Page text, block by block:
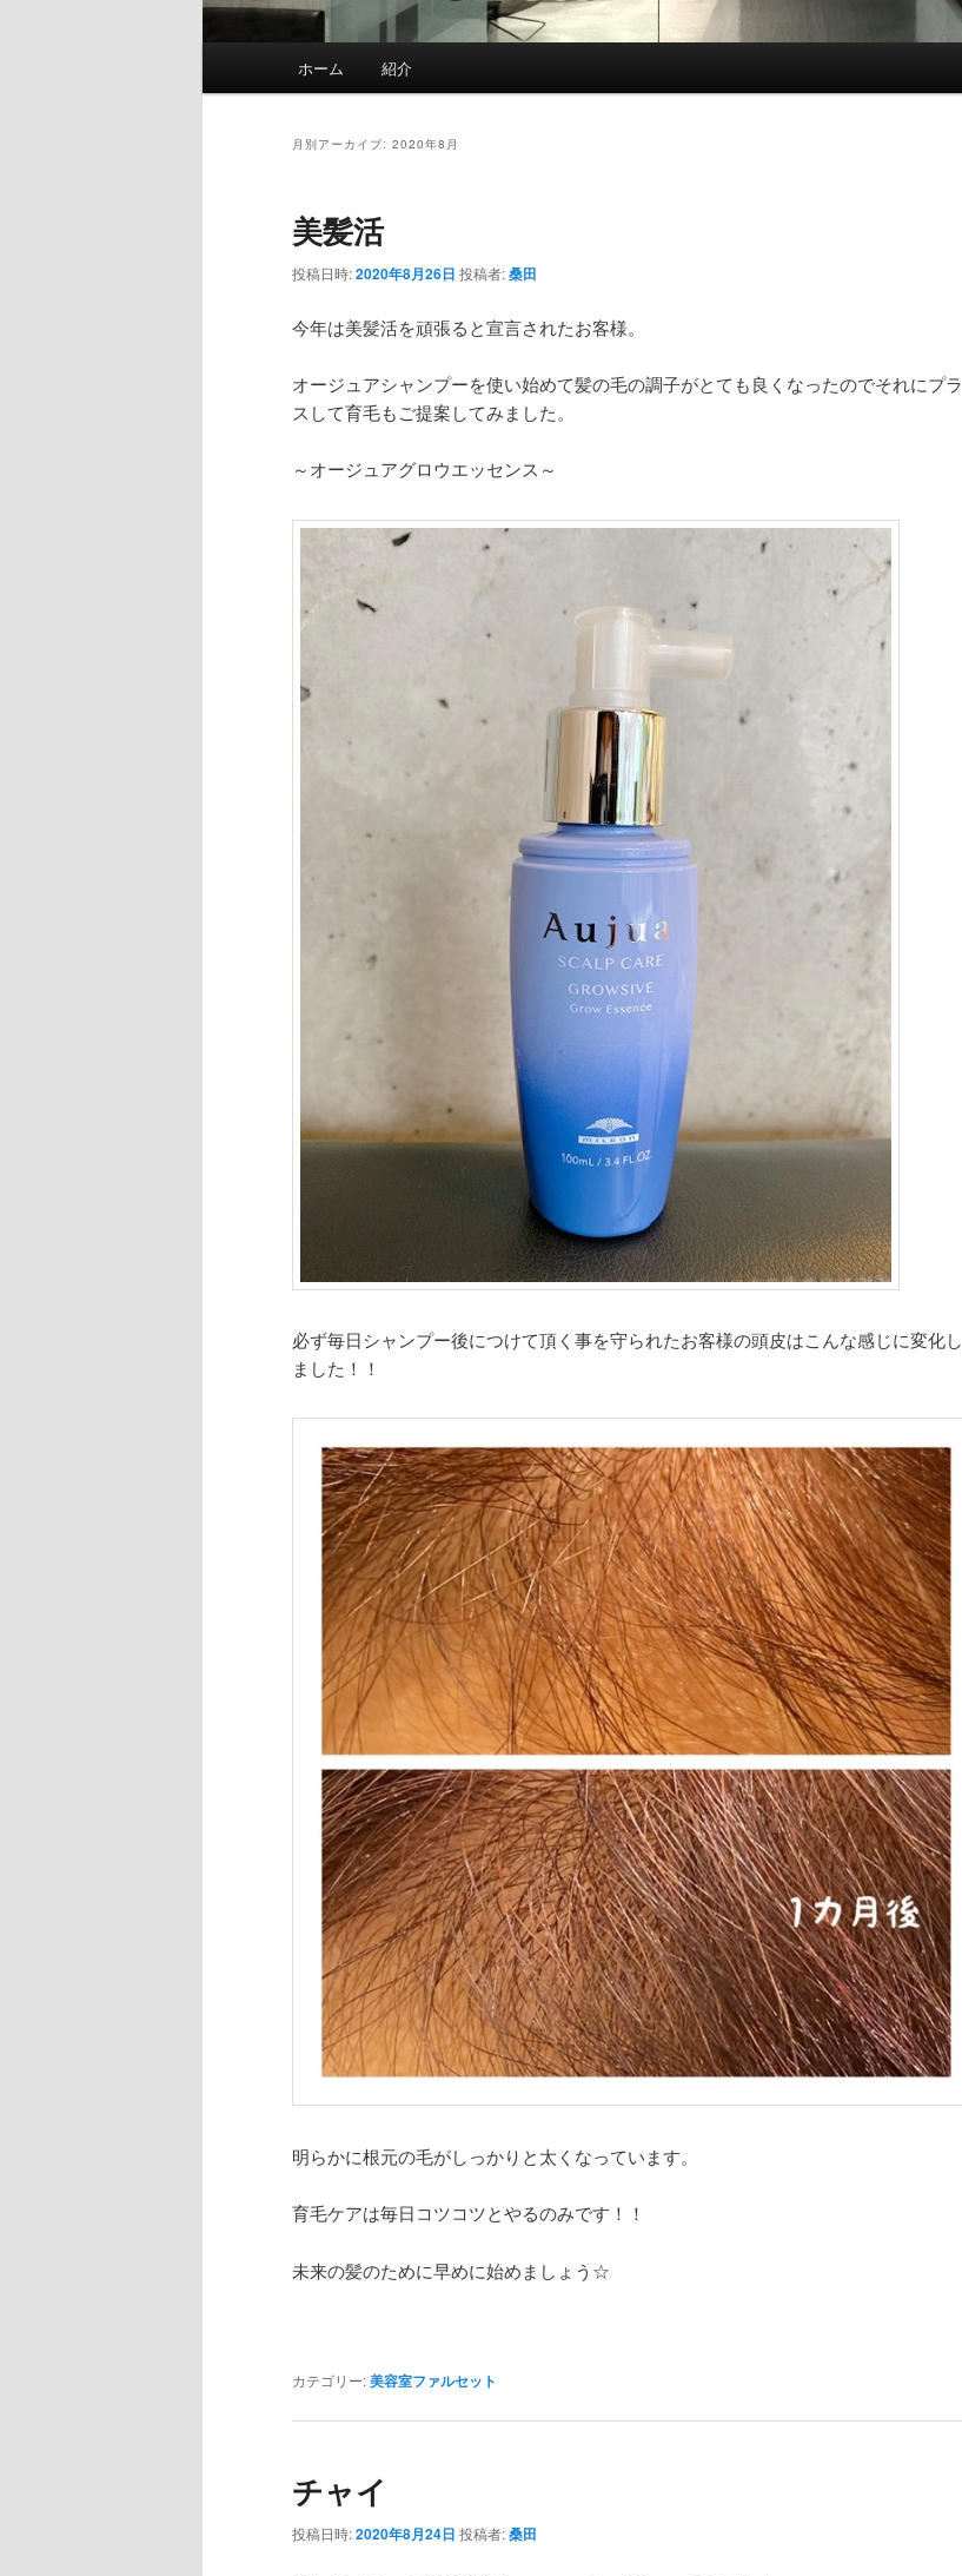
ホーム 紹介
月別アーカイブ: 2020年8月
美髪活
投稿日時:2020年8月26日 投稿者:桑田
今年は美髪活を頑張ると宣言されたお客様。
オージュアシャンプーを使い始めて髪の毛の調子がとても良くなったのでそれにプラ
スして育毛もご提案してみました。
～オージュアグロウエッセンス～
必ず毎日シャンプー後につけて頂く事を守られたお客様の頭皮はこんな感じに変化し
ました！！
明らかに根元の毛がしっかりと太くなっています。
育毛ケアは毎日コツコツとやるのみです！！
未来の髪のために早めに始めましょう☆
カテゴリー:美容室ファルセット
チャイ
投稿日時:2020年8月24日 投稿者:桑田